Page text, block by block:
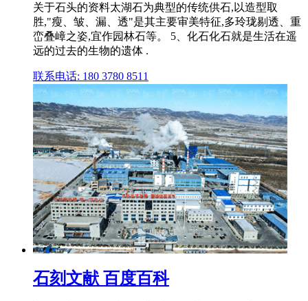
关于石头的资料太湖石为典型的传统供石,以造型取
胜,"瘦、皱、漏、透"是其主要审美特征,多玲珑剔透、重
峦叠嶂之姿,宜作园林石等。 5、化石化石就是生活在遥
远的过去的生物的遗体 .
联系电话: 180 3780 8511
石刻文献 百度百科